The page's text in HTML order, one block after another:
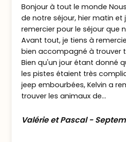
Shaba.
N’hésitez pas à m’en
pourrons rajouter
Jour 4 : Safari au
Petit déjeuner.
Route vers le Parc
en traversant de
de thé et de café à
Bonjour à tout le monde
de notre séjour, hier matin et
remercier pour le séjour que
Avant tout, je tiens à
bien accompagné à trouver
Bien qu'un jour étant donné
les pistes étaient très
jeep embourbées, Kelvin a
trouver les animaux de...
Valérie et Pascal -